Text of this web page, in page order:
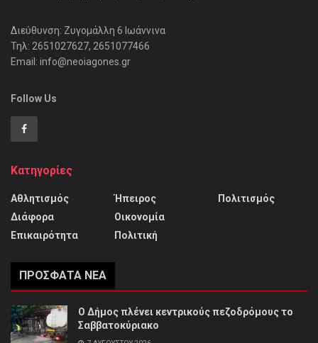
Διεύθυνση: Ζυγομάλλη 6 Ιωάννινα
Τηλ: 2651027627, 2651077466
Email: info@neoiagones.gr
Follow Us
Κατηγορίες
Αθλητισμός
Διάφορα
Επικαιρότητα
Ήπειρος
Οικονομία
Πολιτική
Πολιτισμός
ΠΡΌΣΦΑΤΑ ΝΈΑ
Ο Δήμος πλένει κεντρικούς πεζοδρόμους το
Σαββατοκύριακο